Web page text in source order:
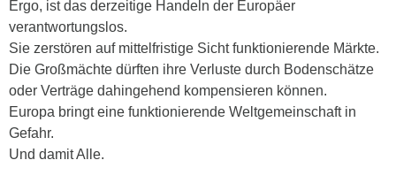
Ergo, ist das derzeitige Handeln der Europäer
verantwortungslos.
Sie zerstören auf mittelfristige Sicht funktionierende Märkte.
Die Großmächte dürften ihre Verluste durch Bodenschätze
oder Verträge dahingehend kompensieren können.
Europa bringt eine funktionierende Weltgemeinschaft in
Gefahr.
Und damit Alle.